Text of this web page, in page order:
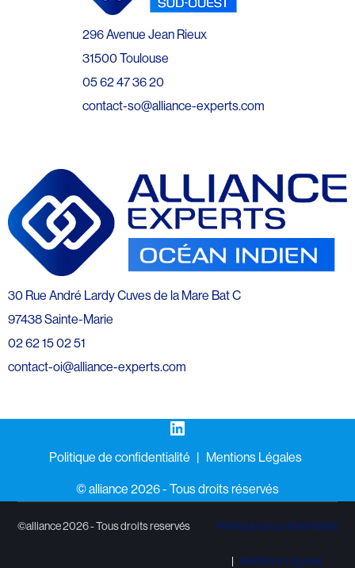
296 Avenue Jean Rieux
31500 Toulouse
05 62 47 36 20
contact-so@alliance-experts.com
30 Rue André Lardy Cuves de la Mare Bat C
97438 Sainte-Marie
02 62 15 02 51
contact-oi@alliance-experts.com
LinkedIn
Politique de confidentialité Mentions Légales
©️ alliance 2026 - Tous droits réservés
©alliance 2026 - Tous droits reservés Politique de confidentialité
Mentions Légales